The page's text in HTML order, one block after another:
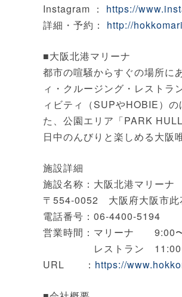
Instagram ： https://
詳細・予約： http://
■大阪北港マリーナ
都市の喧騒からすぐの場所に
ィ・クルージング・レストラ
ィビティ（SUPやHOBIE）
た、公園エリア「PARK
日中のんびりと楽しめる大阪
施設詳細
施設名称：大阪北港マリーナ
〒554-0052 大阪府大阪市此
電話番号：06-4400-5194
営業時間：マリーナ 9:00
レストラン 11:00
URL ： https://